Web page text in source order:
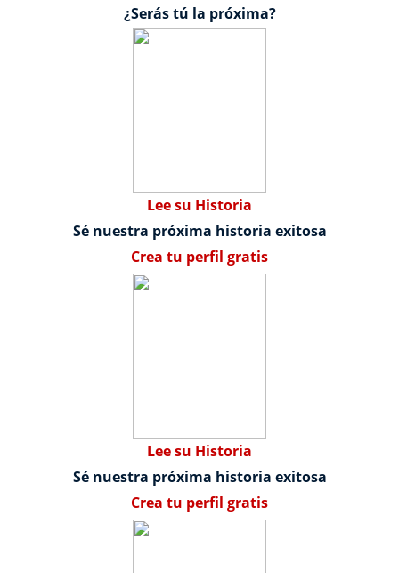
¿Serás tú la próxima?
Lee su Historia
Sé nuestra próxima historia exitosa
Crea tu perfil gratis
Lee su Historia
Sé nuestra próxima historia exitosa
Crea tu perfil gratis